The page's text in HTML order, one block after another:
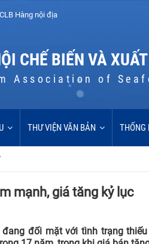
CLB Hàng nội địa
CHẾ BIẾN VÀ
Association of
THƯ VIỆN VĂN BẢN THỐNG
mạnh, giá tăng kỷ lục
đang đối mặt với tình trạng